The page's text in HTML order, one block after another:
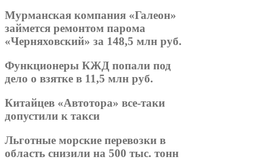
Мурманская компания «Галеон»
займется ремонтом парома
«Черняховский» за 148,5 млн руб.
Функционеры КЖД попали под
дело о взятке в 11,5 млн руб.
Китайцев «Автотора» все-таки
допустили к такси
Льготные морские перевозки в
область снизили на 500 тыс. тонн